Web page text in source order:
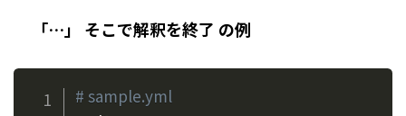
「…」 そこで解釈を終了 の例
# sample.yml